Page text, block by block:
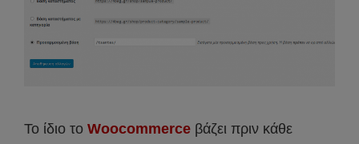
Το ίδιο το Woocommerce βάζει πριν κάθε